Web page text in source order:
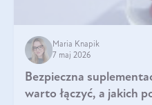
Maria Knapik
7 maj 2026
Bezpieczna
warto łączyć, a jakich